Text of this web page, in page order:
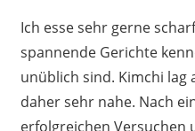
Ich esse sehr gerne
spannende Gerichte
unüblich sind. Kimchi lag
daher sehr nahe. Nach
erfolgreichen Versuchen